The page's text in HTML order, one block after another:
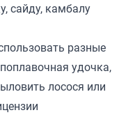
сайду, камбалу
разные
удочка,
лосося или